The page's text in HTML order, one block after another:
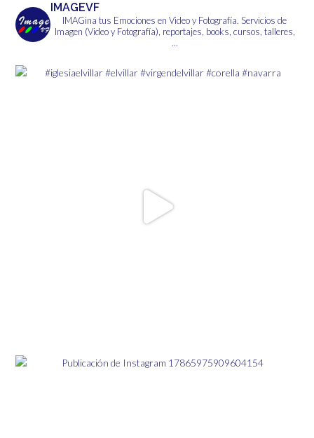
IMAGEVF
IMAGina tus Emociones en Video y Fotografía. Servicios de
Imagen (Video y Fotografía), reportajes, books, cursos, talleres,
...